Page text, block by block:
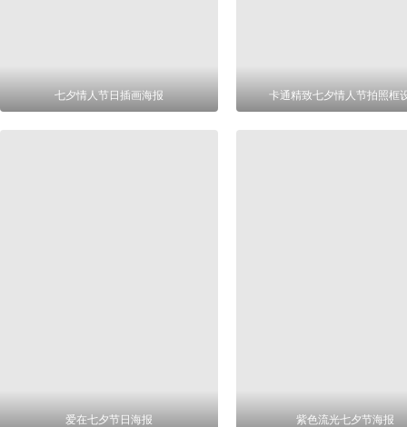
七夕情人节日插画海报 卡通精致七夕情人节拍照框
爱在七夕节日海报 紫色流光七夕节海报